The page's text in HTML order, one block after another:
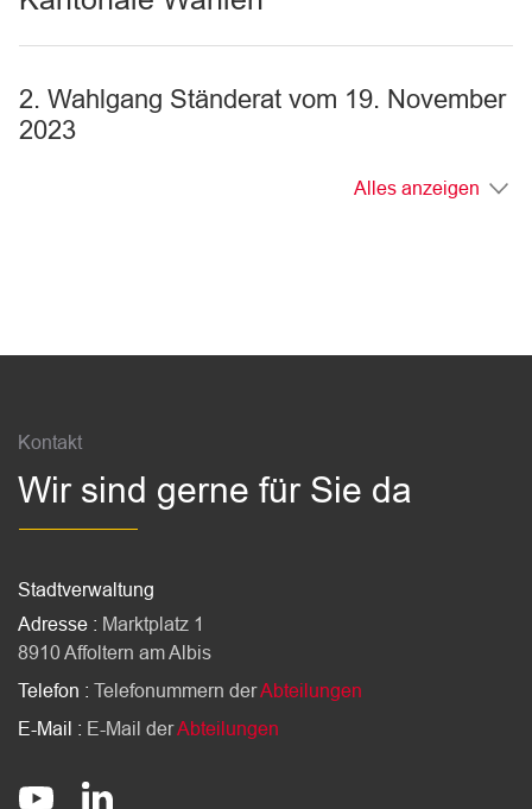
2. Wahlgang Ständerat vom 19. November
2023
Alles anzeigen
Kontakt
Wir sind gerne für Sie da
Stadtverwaltung
Adresse : Marktplatz 1
8910 Affoltern am Albis
Telefon : Telefonummern derAbteilungen
E-Mail : E-Mail derAbteilungen
Socials
@StadtAffolternamAlbis
stadt-affoltern-am-albis